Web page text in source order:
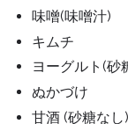
味噌(味噌汁)
キムチ
ヨーグルト(砂
ぬかづけ
甘酒 (砂糖なし)